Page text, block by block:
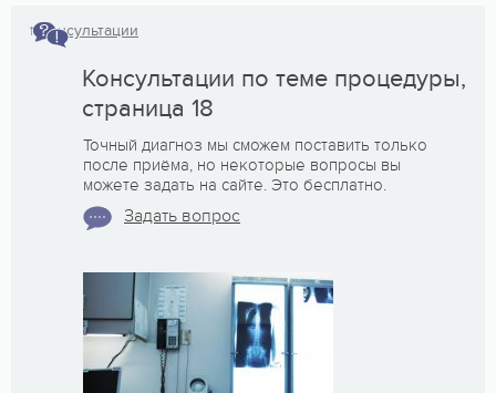
↑Консультации
Консультации по теме процедуры,
страница 18
Точный диагноз мы сможем поставить только
после приёма, но некоторые вопросы вы
можете задать на сайте. Это бесплатно.
Задать вопрос